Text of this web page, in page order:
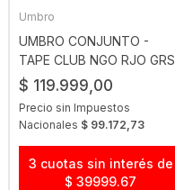
Umbro
UMBRO CONJUNTO -
TAPE CLUB NGO RJO GRS
$ 119.999,00
Precio sin Impuestos
Nacionales $ 99.172,73
3 cuotas sin interés de
$ 39999.67